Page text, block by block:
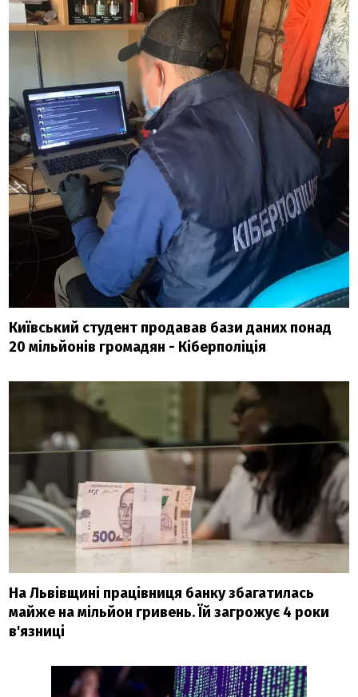
Київський студент продавав бази даних понад
20 мільйонів громадян - Кіберполіція
На Львівщині працівниця банку збагатилась
майже на мільйон гривень. Їй загрожує 4 роки
в'язниці